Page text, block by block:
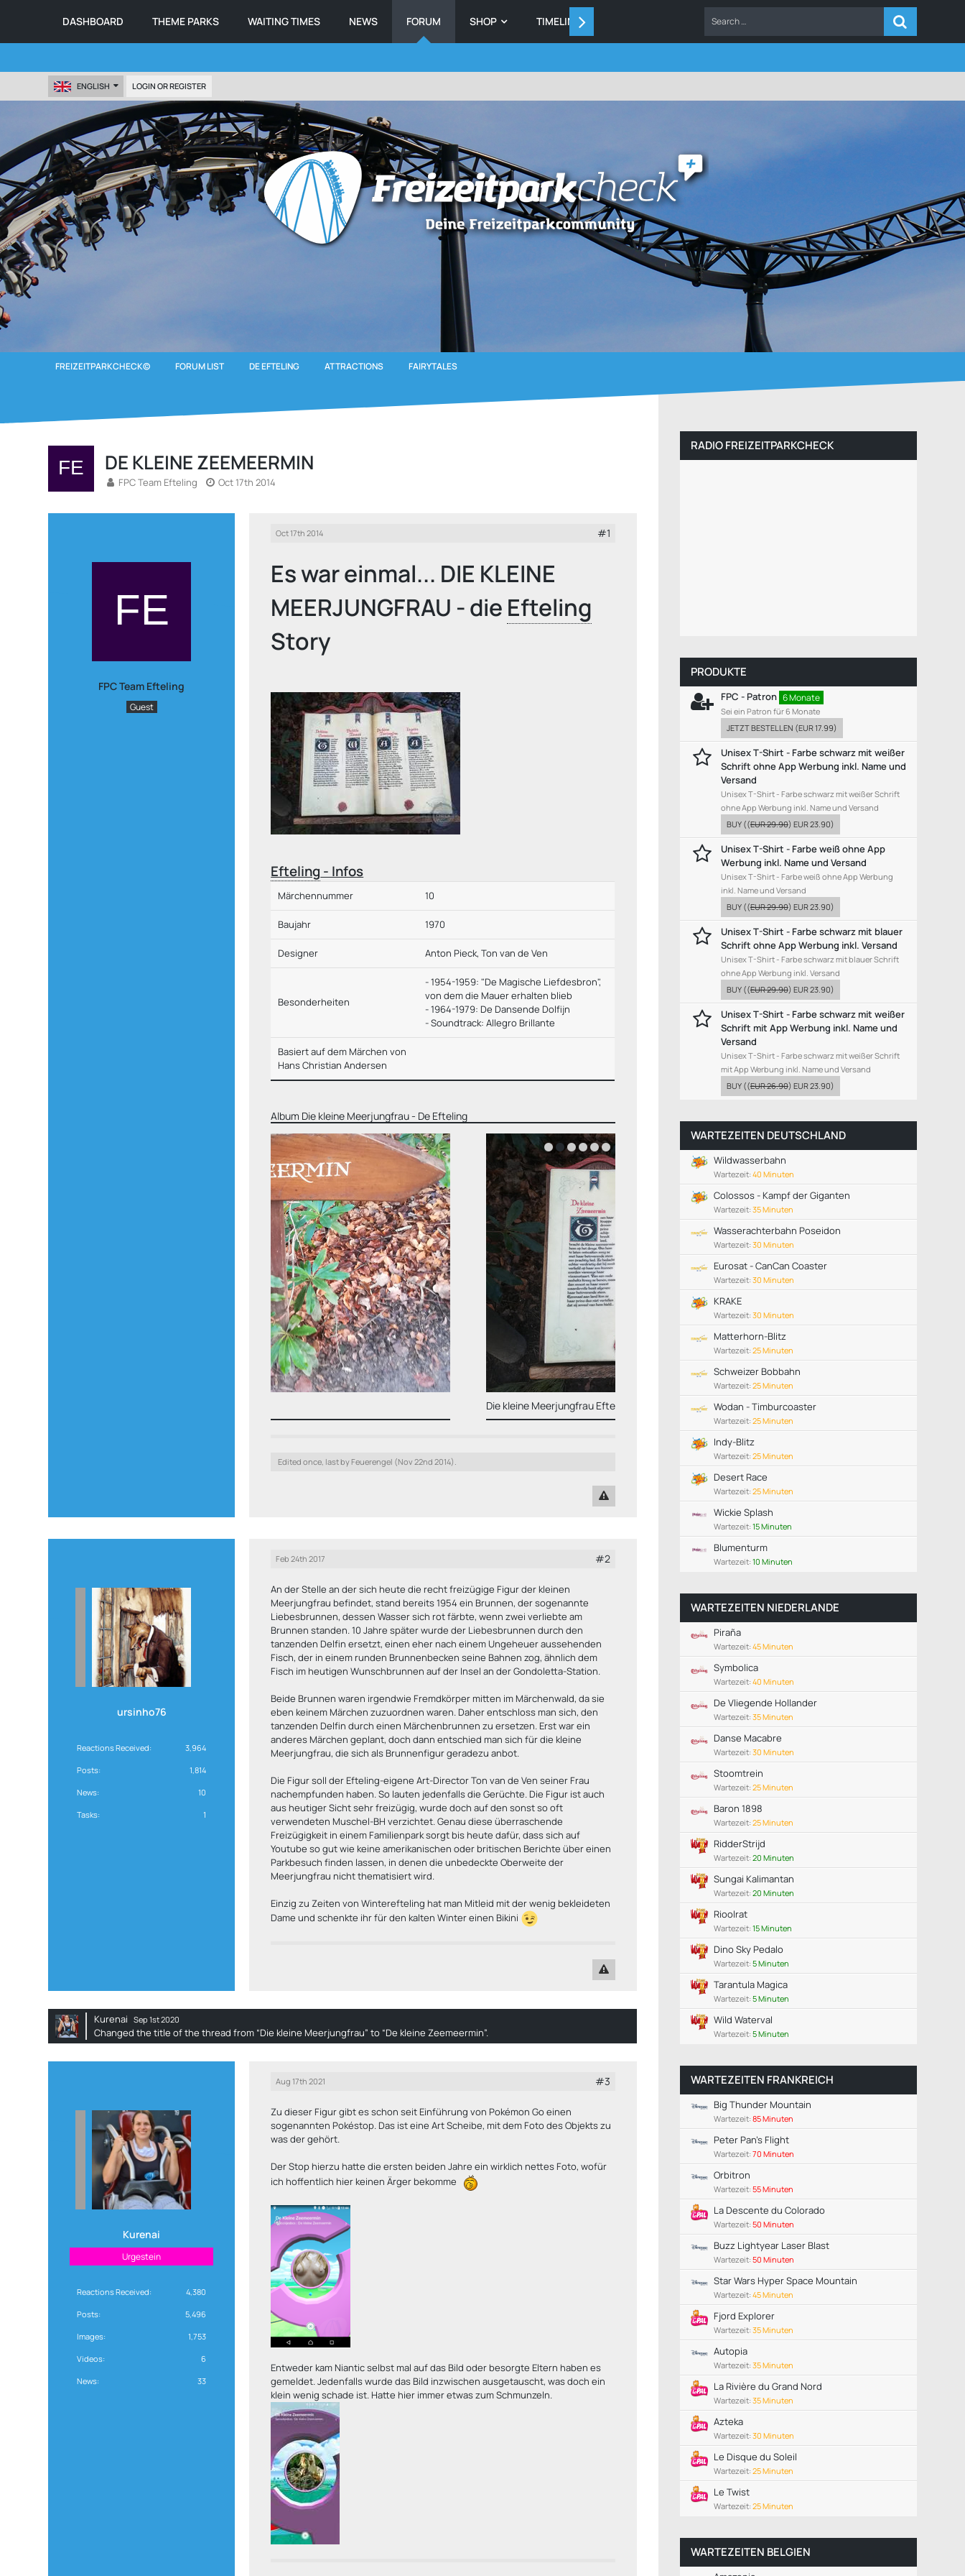
DASHBOARD THEME PARKS WAITING TIMES NEWS FORUM SHOP TIMELINE
ENGLISH LOGIN OR REGISTER
FREIZEITPARKCHECK© FORUM LIST DE EFTELING ATTRACTIONS FAIRYTALES
DE KLEINE ZEEMEERMIN
FPC Team Efteling Oct 17th 2014
FPC Team Efteling
Guest
Oct 17th 2014 #1
Es war einmal... DIE KLEINE
MEERJUNGFRAU - die Efteling
Story
Efteling - Infos
Märchennummer 10
Baujahr 1970
Designer Anton Pieck, Ton van de Ven
Besonderheiten
- 1954-1959: "De Magische Liefdesbron",
von dem die Mauer erhalten blieb
- 1964-1979: De Dansende Dolfijn
- Soundtrack: Allegro Brillante
Basiert auf dem Märchen von
Hans Christian Andersen
Album Die kleine Meerjungfrau - De Efteling
Die kleine Meerjungfrau
Edited once, last by Feuerengel (Nov 22nd 2014).
ursinho76
Reactions Received 3,964
Posts 1,814
News 10
Tasks 1
Feb 24th 2017 #2
An der Stelle an der sich heute die recht freizügige Figur der kleinen
Meerjungfrau befindet, stand bereits 1954 ein Brunnen, der sogenannte
Liebesbrunnen, dessen Wasser sich rot färbte, wenn zwei verliebte am
Brunnen standen. 10 Jahre später wurde der Liebesbrunnen durch den
tanzenden Delfin ersetzt, einen eher nach einem Ungeheuer aussehenden
Fisch, der in einem runden Brunnenbecken seine Bahnen zog, ähnlich dem
Fisch im heutigen Wunschbrunnen auf der Insel an der Gondoletta-Station.
Beide Brunnen waren irgendwie Fremdkörper mitten im Märchenwald, da sie
eben keinem Märchen zuzuordnen waren. Daher entschloss man sich, den
tanzenden Delfin durch einen Märchenbrunnen zu ersetzen. Erst war ein
anderes Märchen geplant, doch dann entschied man sich für die kleine
Meerjungfrau, die sich als Brunnenfigur geradezu anbot.
Die Figur soll der Efteling-eigene Art-Director Ton van de Ven seiner Frau
nachempfunden haben. So lauten jedenfalls die Gerüchte. Die Figur ist auch
aus heutiger Sicht sehr freizügig, wurde doch auf den sonst so oft
verwendeten Muschel-BH verzichtet. Genau diese überraschende
Freizügigkeit in einem Familienpark sorgt bis heute dafür, dass sich auf
Youtube so gut wie keine amerikanischen oder britischen Berichte über einen
Parkbesuch finden lassen, in denen die unbedeckte Oberweite der
Meerjungfrau nicht thematisiert wird.
Einzig zu Zeiten von Winterefteling hat man Mitleid mit der wenig bekleideten
Dame und schenkte ihr für den kalten Winter einen Bikini
Kurenai Sep 1st 2020
Changed the title of the thread from “Die kleine Meerjungfrau” to “De kleine Zeemeermin”.
Kurenai
Urgestein
Reactions Received 4,380
Posts 5,496
Images 1,753
Videos 6
News 33
Aug 17th 2021 #3
Zu dieser Figur gibt es schon seit Einführung von Pokémon Go einen
sogenannten Pokéstop. Das ist eine Art Scheibe, mit dem Foto des Objekts zu
was der gehört.
Der Stop hierzu hatte die ersten beiden Jahre ein wirklich nettes Foto, wofür
ich hoffentlich hier keinen Ärger bekomme
Entweder kam Niantic selbst mal auf das Bild oder besorgte Eltern haben es
gemeldet. Jedenfalls wurde das Bild inzwischen ausgetauscht, was doch ein
klein wenig schade ist. Hatte hier immer etwas zum Schmunzeln.
RADIO FREIZEITPARKCHECK
PRODUKTE
FPC - Patron 6 Monate
Sei ein Patron für 6 Monate
JETZT BESTELLEN (EUR 17.99)
Unisex T-Shirt - Farbe schwarz mit weißer
Schrift ohne App Werbung inkl. Name und
Versand
Unisex T-Shirt - Farbe schwarz mit weißer Schrift
ohne App Werbung inkl. Name und Versand
BUY ((EUR 29.90) EUR 23.90)
Unisex T-Shirt - Farbe weiß ohne App
Werbung inkl. Name und Versand
Unisex T-Shirt - Farbe weiß ohne App Werbung
inkl. Name und Versand
BUY ((EUR 29.90) EUR 23.90)
Unisex T-Shirt - Farbe schwarz mit blauer
Schrift ohne App Werbung inkl. Versand
Unisex T-Shirt - Farbe schwarz mit blauer Schrift
ohne App Werbung inkl. Versand
BUY ((EUR 29.90) EUR 23.90)
Unisex T-Shirt - Farbe schwarz mit weißer
Schrift mit App Werbung inkl. Name und
Versand
Unisex T-Shirt - Farbe schwarz mit weißer Schrift
mit App Werbung inkl. Name und Versand
BUY ((EUR 26.90) EUR 23.90)
WARTEZEITEN DEUTSCHLAND
Wildwasserbahn
Wartezeit: 40 Minuten
Colossos - Kampf der Giganten
Wartezeit: 35 Minuten
Wasserachterbahn Poseidon
Wartezeit: 30 Minuten
Eurosat - CanCan Coaster
Wartezeit: 30 Minuten
KRAKE
Wartezeit: 30 Minuten
Matterhorn-Blitz
Wartezeit: 25 Minuten
Schweizer Bobbahn
Wartezeit: 25 Minuten
Wodan - Timburcoaster
Wartezeit: 25 Minuten
Indy-Blitz
Wartezeit: 25 Minuten
Desert Race
Wartezeit: 25 Minuten
Wickie Splash
Wartezeit: 15 Minuten
Blumenturm
Wartezeit: 10 Minuten
WARTEZEITEN NIEDERLANDE
Piraña
Wartezeit: 45 Minuten
Symbolica
Wartezeit: 40 Minuten
De Vliegende Hollander
Wartezeit: 35 Minuten
Danse Macabre
Wartezeit: 30 Minuten
Stoomtrein
Wartezeit: 25 Minuten
Baron 1898
Wartezeit: 25 Minuten
RidderStrijd
Wartezeit: 20 Minuten
Sungai Kalimantan
Wartezeit: 20 Minuten
Rioolrat
Wartezeit: 15 Minuten
Dino Sky Pedalo
Wartezeit: 5 Minuten
Tarantula Magica
Wartezeit: 5 Minuten
Wild Waterval
Wartezeit: 5 Minuten
WARTEZEITEN FRANKREICH
Big Thunder Mountain
Wartezeit: 85 Minuten
Peter Pan's Flight
Wartezeit: 70 Minuten
Orbitron
Wartezeit: 55 Minuten
La Descente du Colorado
Wartezeit: 50 Minuten
Buzz Lightyear Laser Blast
Wartezeit: 50 Minuten
Star Wars Hyper Space Mountain
Wartezeit: 45 Minuten
Fjord Explorer
Wartezeit: 35 Minuten
Autopia
Wartezeit: 35 Minuten
La Rivière du Grand Nord
Wartezeit: 35 Minuten
Azteka
Wartezeit: 30 Minuten
Le Disque du Soleil
Wartezeit: 25 Minuten
Le Twist
Wartezeit: 25 Minuten
WARTEZEITEN BELGIEN